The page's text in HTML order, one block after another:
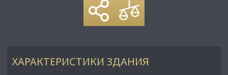
ХАРАКТЕРИСТИКИ ЗДАНИЯ